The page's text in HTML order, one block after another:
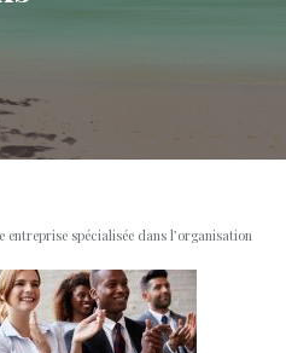
spécialisée dans l’organisation